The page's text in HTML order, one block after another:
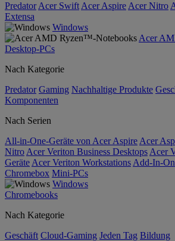
Predator Acer Swift Acer Aspire Acer Nitro
Extensa
Windows
Acer
Desktop-PCs
Nach Kategorie
Predator Gaming Nachhaltige Produkte
Komponenten
Nach Serien
All-in-One-Geräte von Acer Aspire Acer
Nitro Acer Veriton Business Desktops Acer
Geräte Acer Veriton Workstations Add-In-
Chromebox Mini-PCs
Windows
Chromebooks
Nach Kategorie
Geschäft Cloud-Gaming Jeden Tag Bildung